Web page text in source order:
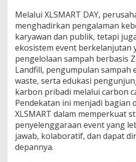
n
Melalui XLSMART DAY,
menghadirkan pengalaman
karyawan dan publik, tetapi
ekosistem event berkelanjutan
pengelolaan sampah berbasis
Landfill, pengumpulan sampah
waste, serta edukasi
karbon pribadi melalui carbon
Pendekatan ini menjadi bagian
XLSMART dalam memperkuat
penyelenggaraan event yang
jawab, kolaboratif, dan dapat
depannya.